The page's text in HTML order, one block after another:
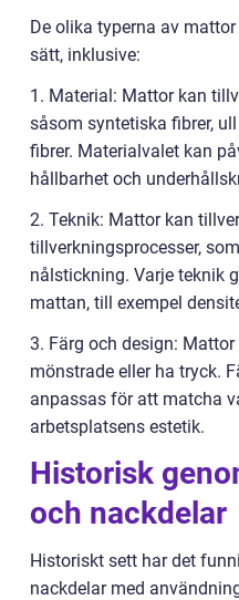
De olika typerna av
sätt, inklusive:
1. Material: Mattor kan
såsom syntetiska fibrer,
fibrer. Materialvalet kan
hållbarhet och
2. Teknik: Mattor kan
tillverkningsprocesser,
nålstickning. Varje teknik
mattan, till exempel
3. Färg och design:
mönstrade eller ha tryck.
anpassas för att matcha
arbetsplatsens estetik.
Historisk
och nackdelar
Historiskt sett har det
nackdelar med